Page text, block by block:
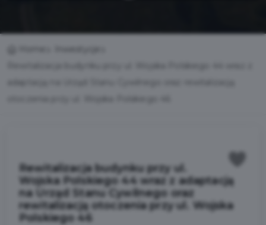
Rewitalizacja budynku przy ul.
Wojska Polskiego 44 wraz z adaptacją
na Urząd Stanu Cywilnego oraz
rewitalizacją otoczenia przy ul. Wojska
Polskiego 46